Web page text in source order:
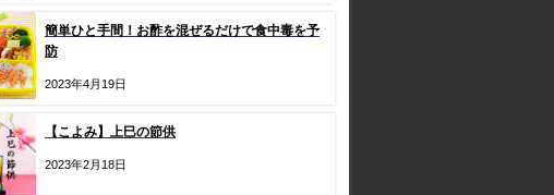
簡単ひと手間！お酢を混ぜるだけで食中毒を予
防
2023年4月19日
【こよみ】上巳の節供
2023年2月18日